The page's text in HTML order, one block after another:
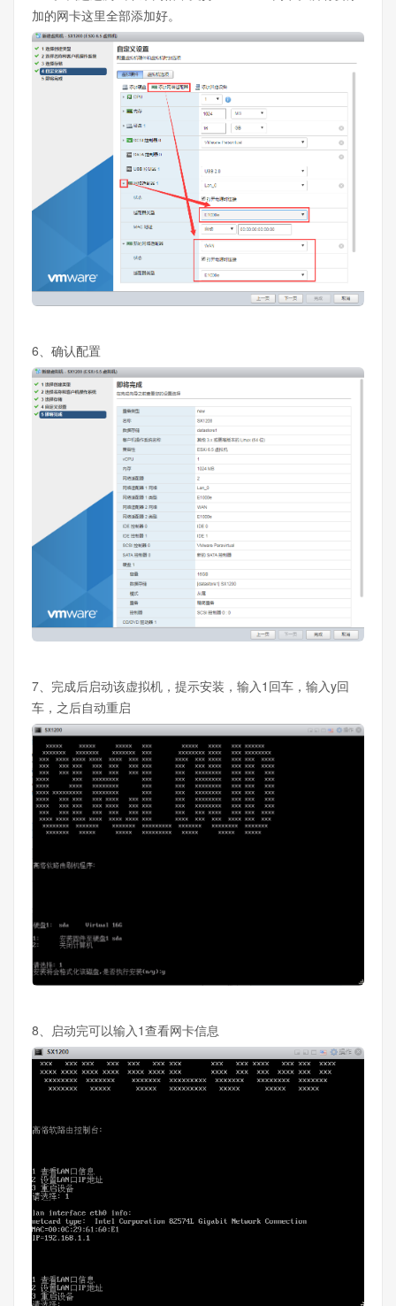
加的网卡这里全部添加好。
6、确认配置
7、完成后启动该虚拟机，提示安装，输入1回车，输入y回
车，之后自动重启
8、启动完可以输入1查看网卡信息